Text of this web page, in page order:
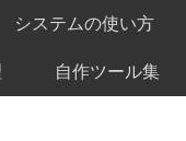
システムの使い方
自作ツール集